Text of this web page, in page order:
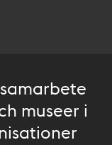
museer i